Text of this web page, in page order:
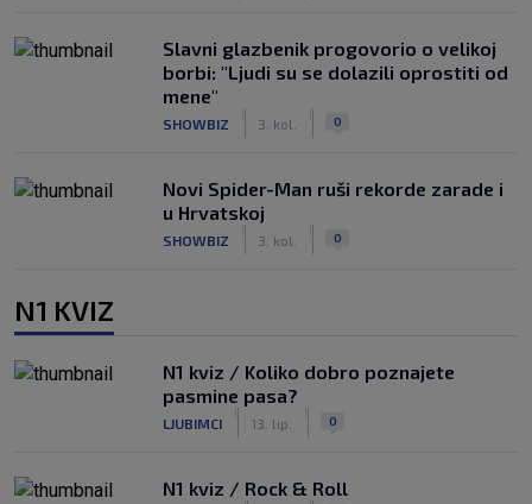
Slavni glazbenik progovorio o velikoj
borbi: "Ljudi su se dolazili oprostiti od
mene"
SHOWBIZ 3. kol. 0
Novi Spider-Man ruši rekorde zarade i
u Hrvatskoj
SHOWBIZ 3. kol. 0
N1 KVIZ
N1 kviz / Koliko dobro poznajete
pasmine pasa?
LJUBIMCI 13. lip. 0
N1 kviz / Rock & Roll